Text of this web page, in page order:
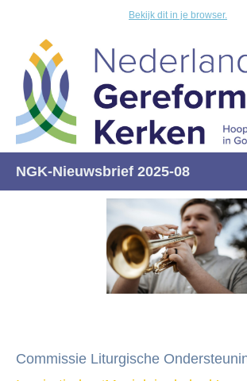
Bekijk dit in je browser.
NGK-Nieuwsbrief 2025-08
Commissie Liturgische